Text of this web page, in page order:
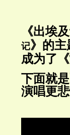
《出埃
记》的主
成为了
下面就
演唱更